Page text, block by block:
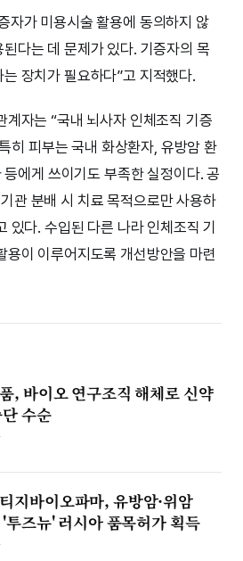
자가 미용시술 활용에 동의하지 않
다는 데 문제가 있다. 기증자의 목
장치가 필요하다”고 지적했다.
계자는 “국내 뇌사자 인체조직 기증
히 피부는 국내 화상환자, 유방암 환
에게 쓰이기도 부족한 실정이다. 공
관 분배 시 치료 목적으로만 사용하
있다. 수입된 다른 나라 인체조직 기
용이 이루어지도록 개선방안을 마련
, 바이오 연구조직 해체로 신약
수순
지바이오파마, 유방암·위암
투즈뉴' 러시아 품목허가 획득